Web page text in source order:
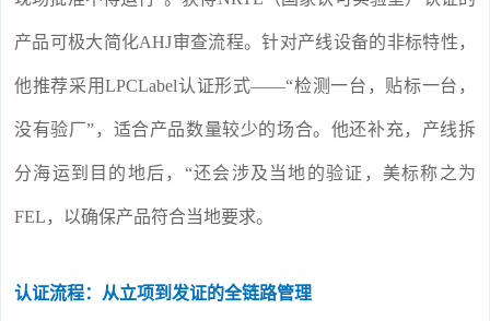
产品可极大简化AHJ审查流程。针对产线设备的非标特性，
他推荐采用LPCLabel认证形式——“检测一台，贴标一台，
没有验厂”，适合产品数量较少的场合。他还补充，产线拆
分海运到目的地后，“还会涉及当地的验证，美标称之为
FEL，以确保产品符合当地要求。
认证流程：从立项到发证的全链路管理